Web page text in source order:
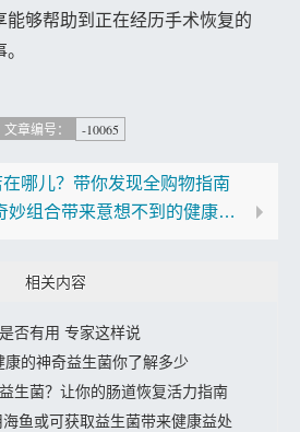
能够帮助到正在经历手术恢复的
文章编号： -10065
哪儿？带你发现全购物指南
益生菌酸奶加气泡 奇妙组合带来意想不到的健康功效
相关内容
否有用 专家这样说
的神奇益生菌你了解多少
生菌？让你的肠道恢复活力指南
鱼或可获取益生菌带来健康益处